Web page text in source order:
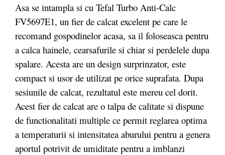
Asa se intampla si cu Tefal Turbo Anti-Calc
FV5697E1, un fier de calcat excelent pe care le
recomand gospodinelor acasa, sa il foloseasca pentru
a calca hainele, cearsafurile si chiar si perdelele dupa
spalare. Acesta are un design surprinzator, este
compact si usor de utilizat pe orice suprafata. Dupa
sesiunile de calcat, rezultatul este mereu cel dorit.
Acest fier de calcat are o talpa de calitate si dispune
de functionalitati multiple ce permit reglarea optima
a temperaturii si intensitatea aburului pentru a genera
aportul potrivit de umiditate pentru a imblanzi